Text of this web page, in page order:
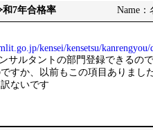
和7年合格率 Name
kensei/kensetsu/
サルタントの部門登録できるの
すか、以前もこの項目ありまし
ないです